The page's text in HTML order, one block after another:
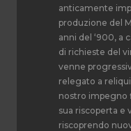
anticamente
produzione del
anni del ‘900, a
di richieste del
venne
relegato a
nostro impegno
sua riscoperta e
riscoprendo